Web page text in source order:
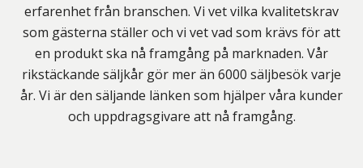
erfarenhet från branschen. Vi vet vilka kvalitetskrav
som gästerna ställer och vi vet vad som krävs för att
en produkt ska nå framgång på marknaden. Vår
rikstäckande säljkår gör mer än 6000 säljbesök varje
år. Vi är den säljande länken som hjälper våra kunder
och uppdragsgivare att nå framgång.